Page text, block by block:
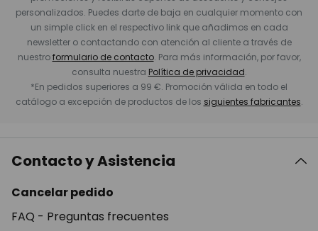
personalizados. Puedes darte de baja en cualquier momento con
un simple click en el respectivo link que añadimos en cada
newsletter o contactando con atención al cliente a través de
nuestroformulario de contacto. Para más información, por favor,
consulta nuestra Política de privacidad.
*En pedidos superiores a 99 €. Promoción válida en todo el
catálogo a excepción de productos de los siguientes fabricantes.
Contacto y Asistencia
Cancelar pedido
FAQ - Preguntas frecuentes